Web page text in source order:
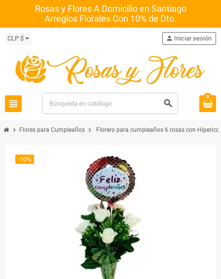
Rosas y Flores A Domicilio en Santiago
Arreglos Florales Con 10% de Dto.
CLP $
view_headline search
person Iniciar sesión
0
chevron_right Flores para Cumpleaños chevron_right Florero para cumpleaños 6 rosas con
-10%